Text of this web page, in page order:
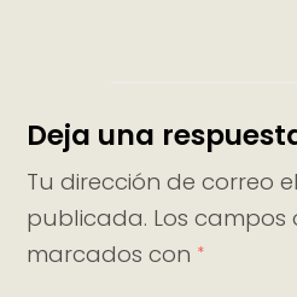
Deja una
Tu dirección de correo
publicada. Los
marcados con *